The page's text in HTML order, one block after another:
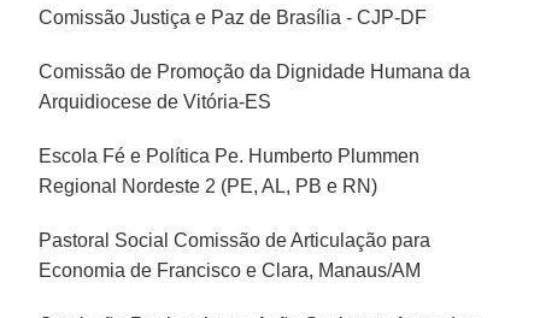
Comissão Justiça e Paz de Brasília - CJP-DF
Comissão de Promoção da Dignidade Humana da
Arquidiocese de Vitória-ES
Escola Fé e Política Pe. Humberto Plummen
Regional Nordeste 2 (PE, AL, PB e RN)
Pastoral Social Comissão de Articulação para
Economia de Francisco e Clara, Manaus/AM